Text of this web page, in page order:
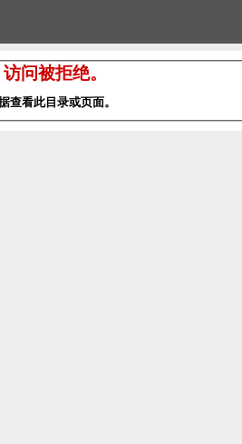
问被拒绝。
查看此目录或页面。